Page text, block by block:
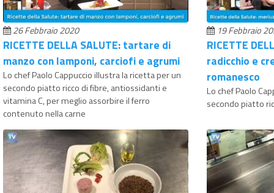
26 Febbraio 2020
RICETTE DELLA SALUTE: tartare di
manzo con lamponi, carciofi e agrumi
Lo chef Paolo Cappuccio illustra la ricetta per un
secondo piatto ricco di fibre, antiossidanti e
vitamina C, per meglio assorbire il ferro
contenuto nella carne
19 Febbraio
RICETTE
radicchio e
romanesco
Lo chef Paolo
secondo piatto